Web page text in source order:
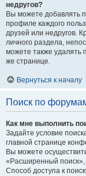
недругов?
Вы можете добавлять
профиле каждого
друзей или недругов.
личного раздела,
можете также удалять
же странице.
Вернуться к началу
Поиск по
Как мне выполнить
Задайте условие
главной странице
Вы можете
«Расширенный поиск»,
Способ доступа к